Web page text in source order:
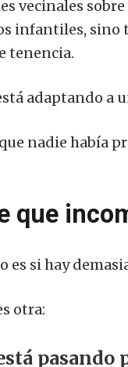
vecinales
infantiles, sino
tenencia.
adaptando a
nadie había
que
es si hay
otra:
pasando